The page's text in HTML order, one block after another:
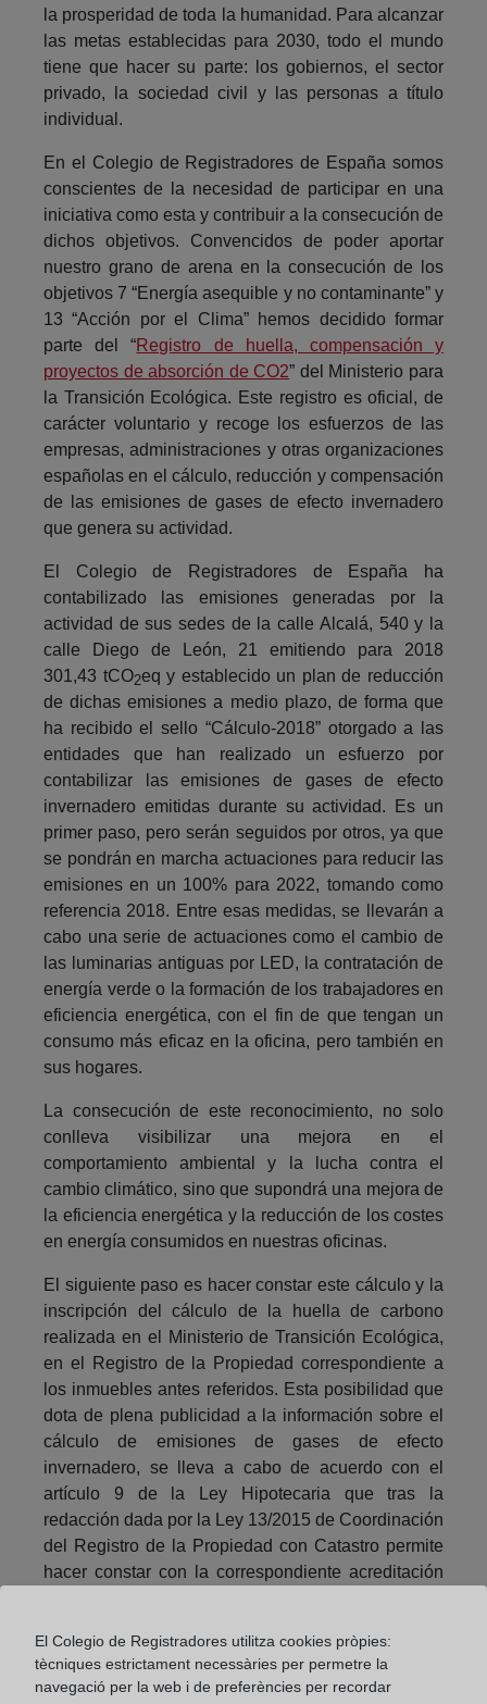
la prosperidad de toda la humanidad. Para alcanzar
las metas establecidas para 2030, todo el mundo
tiene que hacer su parte: los gobiernos, el sector
privado, la sociedad civil y las personas a título
individual.
En el Colegio de Registradores de España somos
conscientes de la necesidad de participar en una
iniciativa como esta y contribuir a la consecución de
dichos objetivos. Convencidos de poder aportar
nuestro grano de arena en la consecución de los
objetivos 7 “Energía asequible y no contaminante” y
13 “Acción por el Clima” hemos decidido formar
parte del “Registro de huella, compensación y
proyectos de absorción de CO2” del Ministerio para
la Transición Ecológica. Este registro es oficial, de
carácter voluntario y recoge los esfuerzos de las
empresas, administraciones y otras organizaciones
españolas en el cálculo, reducción y compensación
de las emisiones de gases de efecto invernadero
que genera su actividad.
El Colegio de Registradores de España ha
contabilizado las emisiones generadas por la
actividad de sus sedes de la calle Alcalá, 540 y la
calle Diego de León, 21 emitiendo para 2018
301,43 tCO2eq y establecido un plan de reducción
de dichas emisiones a medio plazo, de forma que
ha recibido el sello “Cálculo-2018” otorgado a las
entidades que han realizado un esfuerzo por
contabilizar las emisiones de gases de efecto
invernadero emitidas durante su actividad. Es un
primer paso, pero serán seguidos por otros, ya que
se pondrán en marcha actuaciones para reducir las
emisiones en un 100% para 2022, tomando como
referencia 2018. Entre esas medidas, se llevarán a
cabo una serie de actuaciones como el cambio de
las luminarias antiguas por LED, la contratación de
energía verde o la formación de los trabajadores en
eficiencia energética, con el fin de que tengan un
consumo más eficaz en la oficina, pero también en
sus hogares.
La consecución de este reconocimiento, no solo
conlleva visibilizar una mejora en el
comportamiento ambiental y la lucha contra el
cambio climático, sino que supondrá una mejora de
la eficiencia energética y la reducción de los costes
en energía consumidos en nuestras oficinas.
El siguiente paso es hacer constar este cálculo y la
inscripción del cálculo de la huella de carbono
realizada en el Ministerio de Transición Ecológica,
en el Registro de la Propiedad correspondiente a
los inmuebles antes referidos. Esta posibilidad que
dota de plena publicidad a la información sobre el
cálculo de emisiones de gases de efecto
invernadero, se lleva a cabo de acuerdo con el
artículo 9 de la Ley Hipotecaria que tras la
redacción dada por la Ley 13/2015 de Coordinación
del Registro de la Propiedad con Catastro permite
hacer constar con la correspondiente acreditación
que puede también referirse a otras circunstancias
urbanísticas o administrativas de la finca.
El Colegio de Registradores utilitza cookies pròpies:
tècniques estrictament necessàries per permetre la
navegació per la web i de preferències per recordar